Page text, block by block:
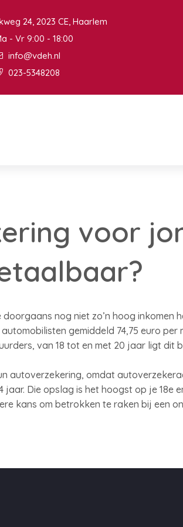
24, 2023 CE, Haarlem
- Vr 9:00 - 18:00
info@vdeh.nl
023-5348208
voor
nog niet zo’n hoog inkomen
gemiddeld 74,75 euro per
van 18 tot en met 20 jaar ligt dit
autoverzekering, omdat
Die opslag is het hoogst op je 18e
kans om betrokken te raken bij een